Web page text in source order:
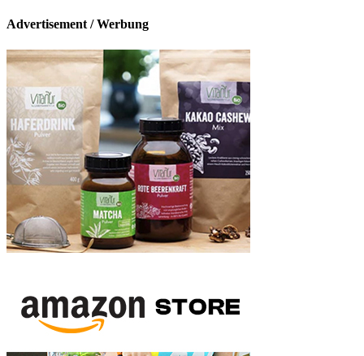
Advertisement / Werbung